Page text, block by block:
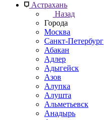
Астрахань
Назад
Города
Москва
Санкт-Петербург
Абакан
Адлер
Адыгейск
Азов
Алупка
Алушта
Альметьевск
Анадырь